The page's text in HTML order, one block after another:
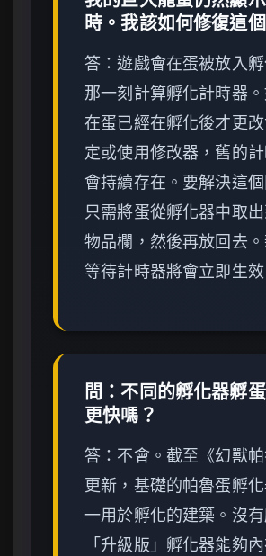
時。我該如何修復這
答：遊戲會在蛋被放入
那一刻計算孵化計時器
在蛋已經在孵化後才更
定或使用修改器，舊的
會持續存在。要解決這個
只需將蛋從孵化器中取
物品欄，然後再放回去
等待計時器將會立即生效
問：不同的孵化器孵
更快嗎？
答：不會。截至《幻獸
更新，基礎的帕魯蛋孵
一用於孵化的建築。沒
「升級版」孵化器能夠